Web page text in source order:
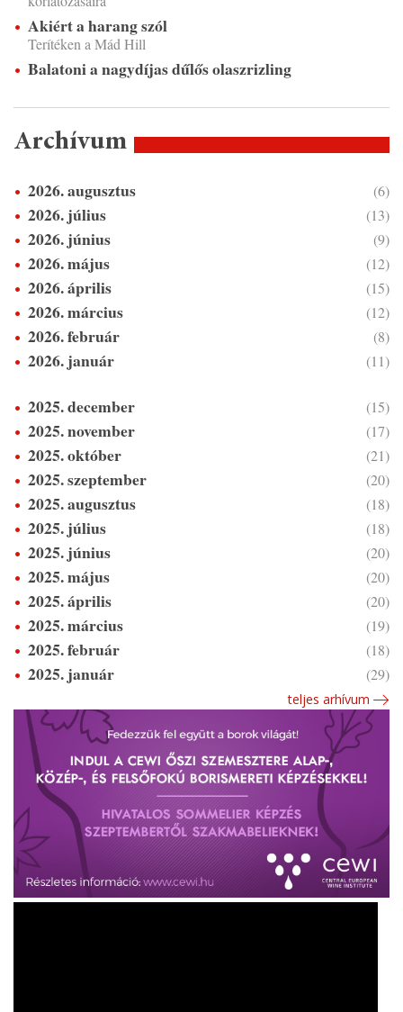
Akiért a harang szól
Terítéken a Mád Hill
Balatoni a nagydíjas dűlős olaszrizling
Archívum
2026. augusztus (6)
2026. július (13)
2026. június (9)
2026. május (12)
2026. április (15)
2026. március (12)
2026. február (8)
2026. január (11)
2025. december (15)
2025. november (17)
2025. október (21)
2025. szeptember (20)
2025. augusztus (18)
2025. július (18)
2025. június (20)
2025. május (20)
2025. április (20)
2025. március (19)
2025. február (18)
2025. január (29)
teljes arhívum